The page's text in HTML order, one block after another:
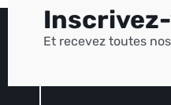
Et recevez toutes